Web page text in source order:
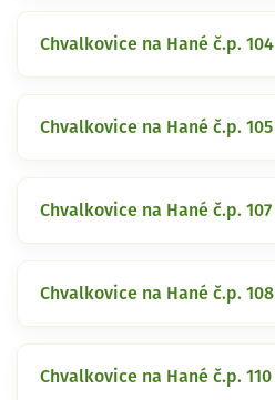
Chvalkovice na Hané č.p. 104
Chvalkovice na Hané č.p. 105
Chvalkovice na Hané č.p. 107
Chvalkovice na Hané č.p. 108
Chvalkovice na Hané č.p. 110